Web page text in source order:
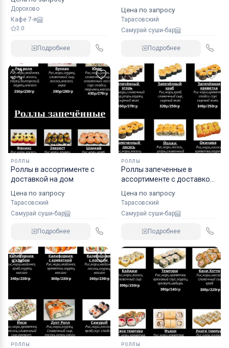
Дорохово
Кафе 7-я
2.0
Подробнее
Цена по запросу
Тарасовский
Самурай суши-бар
Подробнее
РОЛЛЫ
Роллы в ассортименте с
доставкой на дом
Цена по запросу
Тарасовский
Самурай суши-бар
Подробнее
РОЛЛЫ
Роллы запеченные в
ассортименте с доставкой
на дом
Цена по запросу
Тарасовский
Самурай суши-бар
Подробнее
РОЛЛЫ РОЛЛЫ